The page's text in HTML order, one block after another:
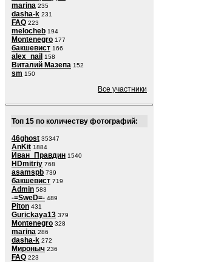
marina 235
dasha-k 231
FAQ 223
melocheb 194
Montenegro 177
бакшевист 166
alex_nail 158
Виталий Мазепа 152
sm 150
Все участники
Топ 15 по количеству фотографий:
46ghost 35347
AnKit 1884
Иван_Правдин 1540
HDmitriy 768
asamspb 739
бакшевист 719
Admin 583
-=SweD=- 489
Piton 431
Gurickaya13 379
Montenegro 328
marina 286
dasha-k 272
Мироныч 236
FAQ 223